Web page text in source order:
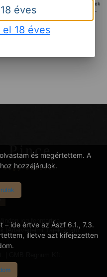
részemre megküldött, az érintettnek
– a lehető legrövidebb időn belül –
Pince
hegy összeér
jog fenntartva.
és megértettem. A
hozzájárulok.
– ide értve az Ászf 6.1., 7.3.
illetve azt kifejezetten
éves
18 éves